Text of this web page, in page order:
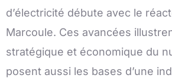
d’électricité débute avec le
Marcoule. Ces avancées
stratégique et économique du
posent aussi les bases d’une